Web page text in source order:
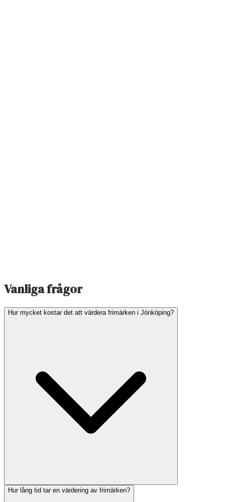
Vanliga frågor
Hur mycket kostar det att värdera frimärken i Jönköping?
Hur lång tid tar en värdering av frimärken?